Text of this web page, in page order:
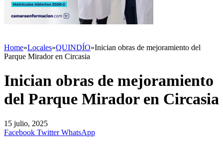
Home»Locales»QUINDÍO»Inician obras de mejoramiento del
Parque Mirador en Circasia
Inician obras de mejoramiento
del Parque Mirador en Circasia
15 julio, 2025
Facebook Twitter WhatsApp